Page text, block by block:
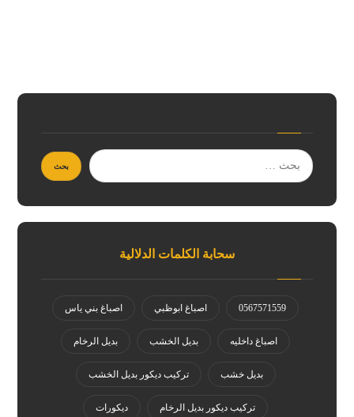
سحابة الكلمات الدلالية
0567571559 اصباغ ابوظبي اصباغ بني ياس
اصباغ داخليه بديل الخشب بديل الرخام
بديل خشب تركيب ديكور بديل الخشب
تركيب ديكور بديل الرخام ديكورات